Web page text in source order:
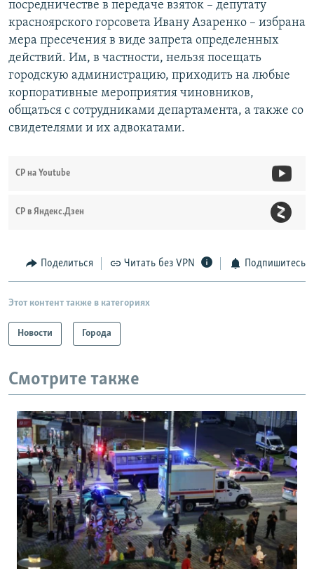
посредничестве в передаче взяток – депутату
красноярского горсовета Ивану Азаренко – избрана
мера пресечения в виде запрета определенных
действий. Им, в частности, нельзя посещать
городскую администрацию, приходить на любые
корпоративные мероприятия чиновников,
общаться с сотрудниками департамента, а также со
свидетелями и их адвокатами.
СР на Youtube
СР в Яндекс.Дзен
Поделиться Читать без VPN Подпишитесь
Этот контент также в категориях
Новости Города
Смотрите также